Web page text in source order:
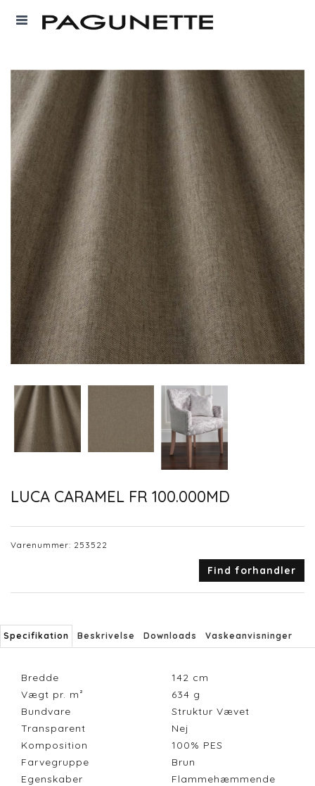
LUCA CARAMEL FR 100.000MD
Varenummer: 253522
Find forhandler
Specifikation Beskrivelse Downloads Vaskeanvisninger
Bredde 142 cm
Vægt pr. m²
634 g
Bundvare
Struktur Vævet
Transparent
Nej
Komposition
100% PES
Farvegruppe
Brun
Egenskaber
Flammehæmmende